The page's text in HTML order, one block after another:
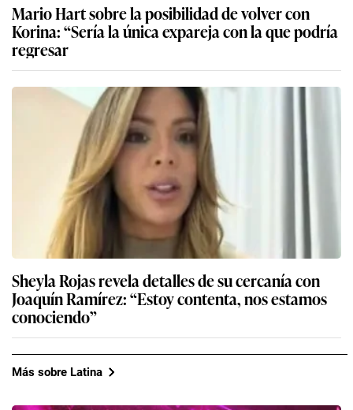
Mario Hart sobre la posibilidad de volver con
Korina: “Sería la única expareja con la que podría
regresar
Sheyla Rojas revela detalles de su cercanía con
Joaquín Ramírez: “Estoy contenta, nos estamos
conociendo”
Más sobre Latina